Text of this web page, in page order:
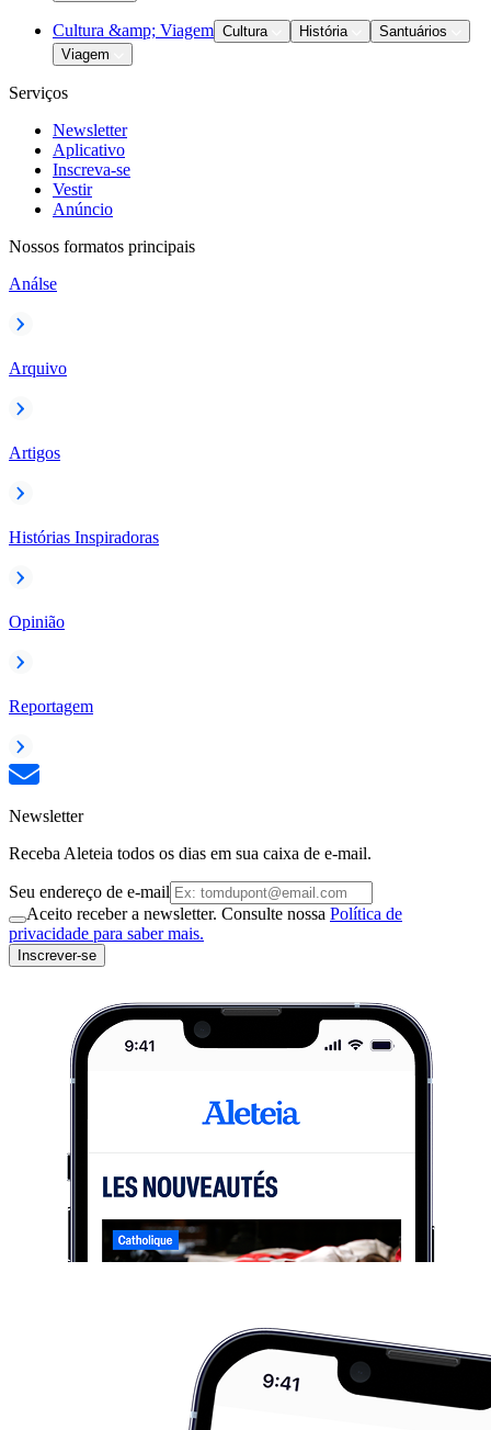
Cultura &amp; Viagem Cultura História
Santuários
Viagem
Serviços
Newsletter
Aplicativo
Inscreva-se
Vestir
Anúncio
Nossos formatos principais
Análse
Arquivo
Artigos
Histórias Inspiradoras
Opinião
Reportagem
Newsletter
Receba Aleteia todos os dias em sua caixa de e-mail.
Seu endereço de e-mail
Aceito receber a newsletter. Consulte nossa Política de
privacidade para saber mais.
Inscrever-se